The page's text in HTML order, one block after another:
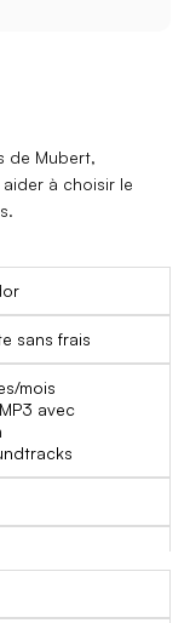
de Mubert,
à choisir le
sans frais
mois
avec